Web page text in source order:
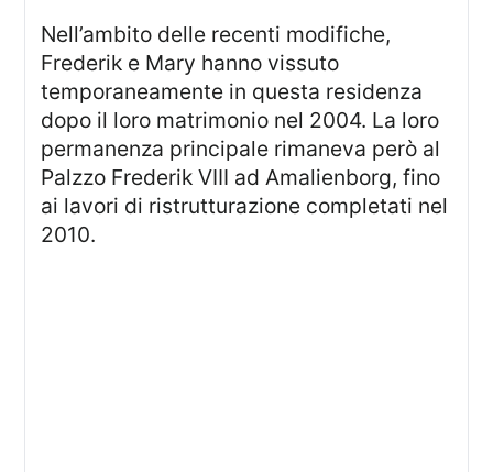
Nell’ambito delle recenti modifiche,
Frederik e Mary hanno vissuto
temporaneamente in questa residenza
dopo il loro matrimonio nel 2004. La loro
permanenza principale rimaneva però al
Palzzo Frederik VIII ad Amalienborg, fino
ai lavori di ristrutturazione completati nel
2010.